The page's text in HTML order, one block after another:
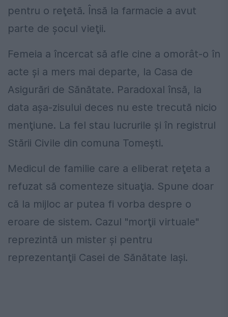
pentru o reţetă. Însă la farmacie a avut
parte de şocul vieţii.
Femeia a încercat să afle cine a omorât-o în
acte şi a mers mai departe, la Casa de
Asigurări de Sănătate. Paradoxal însă, la
data aşa-zisului deces nu este trecută nicio
menţiune. La fel stau lucrurile şi în registrul
Stării Civile din comuna Tomeşti.
Medicul de familie care a eliberat reţeta a
refuzat să comenteze situaţia. Spune doar
că la mijloc ar putea fi vorba despre o
eroare de sistem. Cazul "morţii virtuale"
reprezintă un mister şi pentru
reprezentanţii Casei de Sănătate Iaşi.